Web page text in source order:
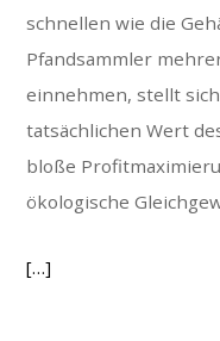
schnellen wie die
Pfandsammler
einnehmen, stellt
tatsächlichen Wert
bloße
ökologische
[…]